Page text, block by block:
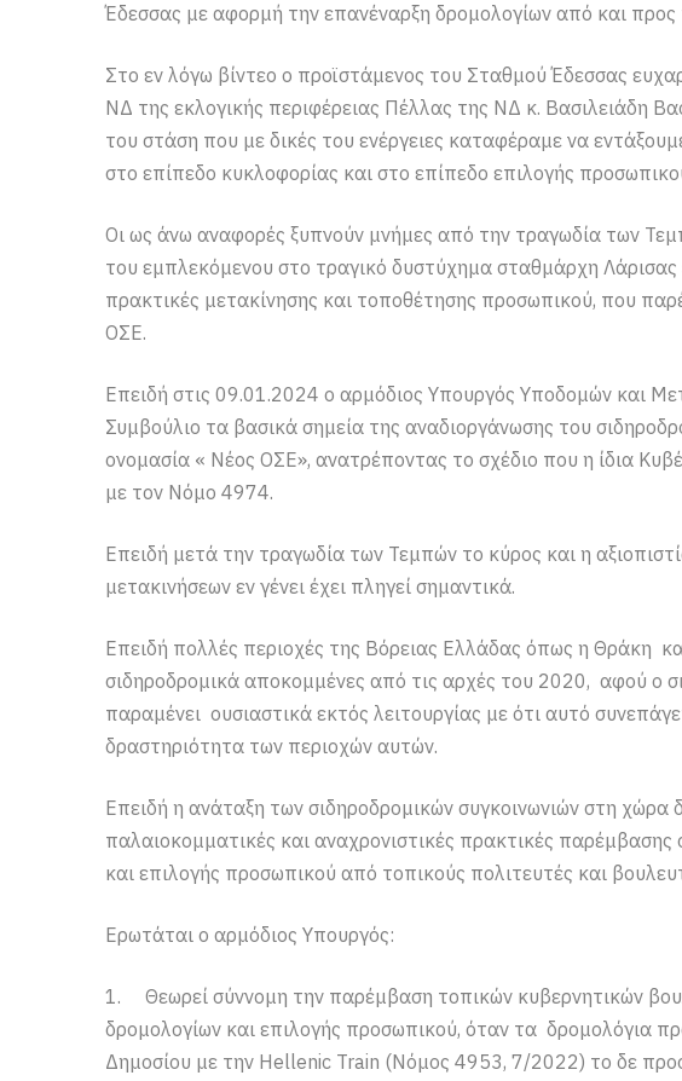
Έδεσσας με αφορμή την επανέναρξη δρομολογίων από και προς
Στο εν λόγω βίντεο ο προϊστάμενος του Σταθμού Έδεσσας
ΝΔ της εκλογικής περιφέρειας Πέλλας της ΝΔ κ. Βασιλειάδη
του στάση που με δικές του ενέργειες καταφέραμε να
στο επίπεδο κυκλοφορίας και στο επίπεδο επιλογής
Οι ως άνω αναφορές ξυπνούν μνήμες από την τραγωδία των
του εμπλεκόμενου στο τραγικό δυστύχημα σταθμάρχη Λάρισας
πρακτικές μετακίνησης και τοποθέτησης προσωπικού, που
ΟΣΕ.
Επειδή στις 09.01.2024 ο αρμόδιος Υπουργός Υποδομών και
Συμβούλιο τα βασικά σημεία της αναδιοργάνωσης του
ονομασία « Νέος ΟΣΕ», ανατρέποντας το σχέδιο που η ίδια
με τον Νόμο 4974.
Επειδή μετά την τραγωδία των Τεμπών το κύρος και η
μετακινήσεων εν γένει έχει πληγεί σημαντικά.
Επειδή πολλές περιοχές της Βόρειας Ελλάδας όπως η Θράκη
σιδηροδρομικά αποκομμένες από τις αρχές του 2020, αφού ο
παραμένει ουσιαστικά εκτός λειτουργίας με ότι αυτό
δραστηριότητα των περιοχών αυτών.
Επειδή η ανάταξη των σιδηροδρομικών συγκοινωνιών στη χώρα
παλαιοκομματικές και αναχρονιστικές πρακτικές
και επιλογής προσωπικού από τοπικούς πολιτευτές και
Ερωτάται ο αρμόδιος Υπουργός:
1. Θεωρεί σύννομη την παρέμβαση τοπικών κυβερνητικών
δρομολογίων και επιλογής προσωπικού, όταν τα δρομολόγια
Δημοσίου με την Hellenic Train (Νόμος 4953, 7/2022) το δε